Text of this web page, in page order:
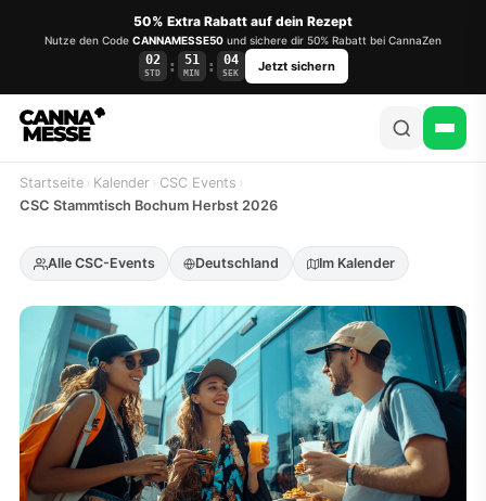
50% Extra Rabatt auf dein Rezept
Nutze den Code CANNAMESSE50 und sichere dir 50% Rabatt bei CannaZen
02
STD : 51
MIN : 03
SEK Jetzt sichern
Startseite › Kalender › CSC Events ›
CSC Stammtisch Bochum Herbst 2026
Alle CSC-Events Deutschland Im Kalender